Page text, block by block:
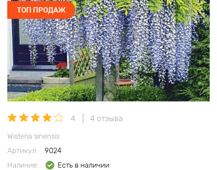
ТОП ПРОДАЖ
4 4 отзыва
Wisteria sinensis
Артикул:
9024
Наличие:
Есть в наличии